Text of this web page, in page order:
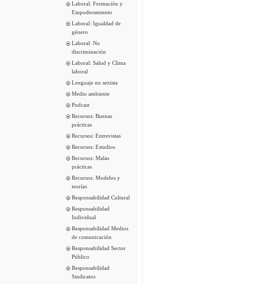
Laboral: Formación y
Empoderamiento
Laboral: Igualdad de
género
Laboral: No
discriminación
Laboral: Salud y Clima
laboral
Lenguaje no sexista
Medio ambiente
Podcast
Recursos: Buenas
prácticas
Recursos: Entrevistas
Recursos: Estudios
Recursos: Malas
prácticas
Recursos: Modelos y
teorías
Responsabilidad Cultural
Responsabilidad
Individual
Responsabilidad Medios
de comunicación
Responsabilidad Sector
Público
Responsabilidad
Sindicatos